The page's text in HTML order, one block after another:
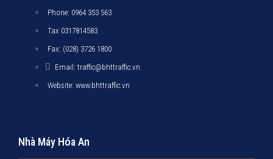
Phone: 0964 353 563
Tax 0317814583
Fax: (028) 3726 1800
Email: traffic@bhttraffic.vn
Website: www.bhttraffic.vn
Nhà Máy Hóa An